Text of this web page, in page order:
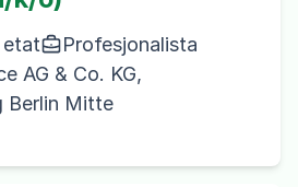
etat
Profesjonalista
AG & Co. KG,
Berlin Mitte